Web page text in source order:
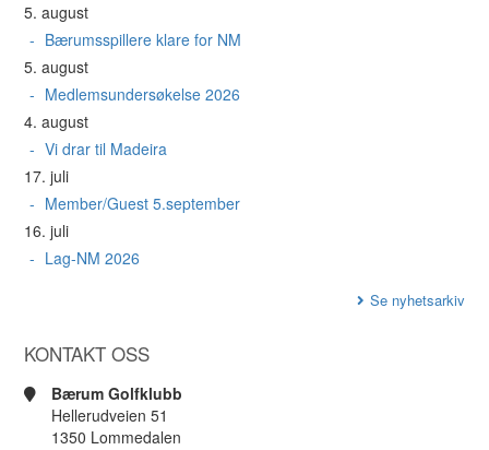
5. august
Bærumsspillere klare for NM
5. august
Medlemsundersøkelse 2026
4. august
Vi drar til Madeira
17. juli
Member/Guest 5.september
16. juli
Lag-NM 2026
Se nyhetsarkiv
KONTAKT OSS
Bærum Golfklubb
Hellerudveien 51
1350 Lommedalen